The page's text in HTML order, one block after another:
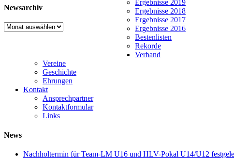
Newsarchiv
Newsarchiv
Ergebnisse 2019
Ergebnisse 2018
Ergebnisse 2017
Ergebnisse 2016
Bestenlisten
Rekorde
Verband
Vereine
Geschichte
Ehrungen
Kontakt
Ansprechpartner
Kontaktformular
Links
News
Nachholtermin für Team-LM U16 und HLV-Pokal U14/U12